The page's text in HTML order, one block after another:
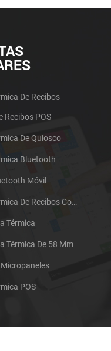
De Recibos
Recibos POS
De Quiosco
Bluetooth
Móvil
Impresora Térmica De Recibos Con Micropanel.
Térmica
Térmica De 58 Mm
POS